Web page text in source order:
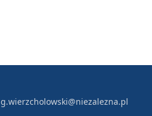
g.wierzcholowski@niezalezna.pl